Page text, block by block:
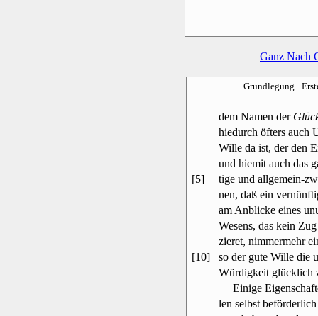
Ganz Nach
Grundlegung ·
dem Namen der
hiedurch öfters auch
Wille da ist, der den
und hiemit auch das
[5]
tige und allgemein-
nen, daß ein
am Anblicke eines
Wesens, das kein
zieret, nimmermehr
[10]
so der gute Wille die
Würdigkeit glücklich
Einige
len selbst